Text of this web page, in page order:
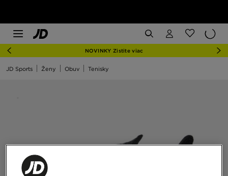
NOVINKY Zistite viac
JD Sports Ženy Obuv Tenisky